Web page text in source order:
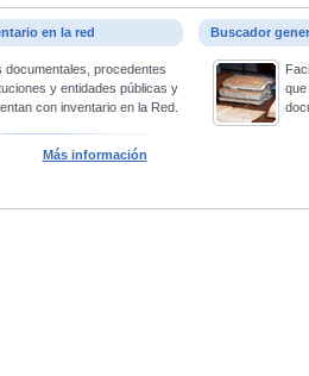
en la red
documentales, procedentes
y entidades públicas y
con inventario en la Red.
Más información
Buscador